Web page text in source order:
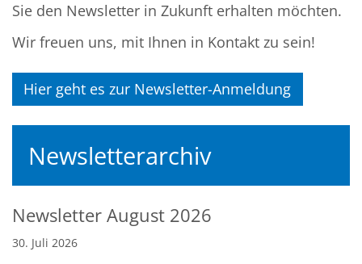
Sie den Newsletter in Zukunft erhalten möchten.
Wir freuen uns, mit Ihnen in Kontakt zu sein!
Hier geht es zur Newsletter-Anmeldung
Newsletterarchiv
Newsletter August 2026
30. Juli 2026